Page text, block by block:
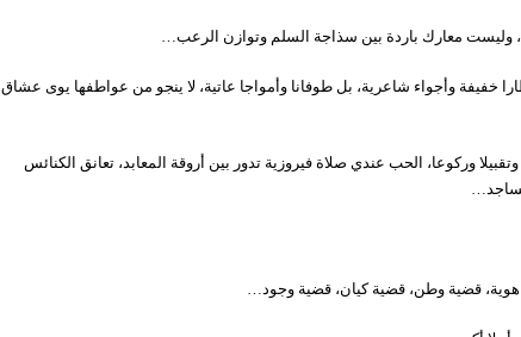
معارك باردة بين سذاجة السلم وتوازن الرعب…
وأجواء شاعرية، بل طوفانا وأمواجا عاتية، لا ينجو من عواطفها يوى عشاق
وركوعا، الحب عندي صلاة فيروزية تدور بين أروقة المعابد، تعانق الكنائس
قضية وطن، قضية كيان، قضية وجود…